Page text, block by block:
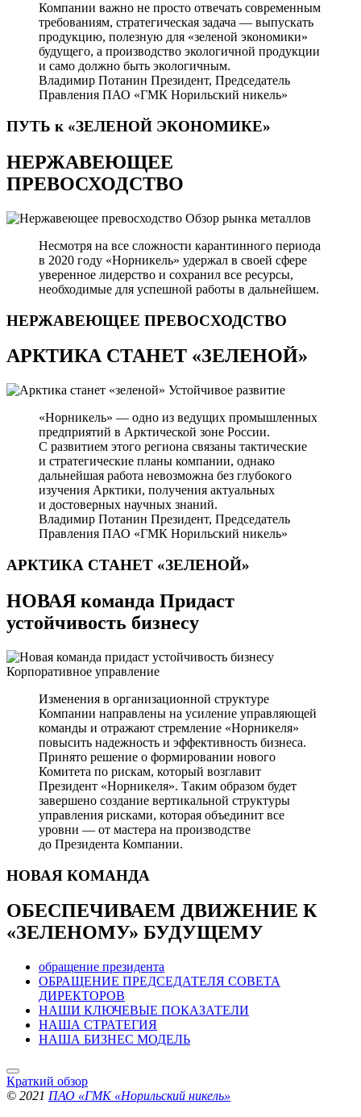
Компании важно не просто отвечать современным
требованиям, стратегическая задача — выпускать
продукцию, полезную для «зеленой экономики»
будущего, а производство экологичной продукции
и само должно быть экологичным.
Владимир Потанин Президент, Председатель
Правления ПАО «ГМК Норильский никель»
ПУТЬ к «ЗЕЛЕНОЙ ЭКОНОМИКЕ»
НЕРЖАВЕЮЩЕЕ
ПРЕВОСХОДСТВО
Обзор рынка металлов
Несмотря на все сложности карантинного периода
в 2020 году «Норникель» удержал в своей сфере
уверенное лидерство и сохранил все ресурсы,
необходимые для успешной работы в дальнейшем.
НЕРЖАВЕЮЩЕЕ ПРЕВОСХОДСТВО
АРКТИКА СТАНЕТ «ЗЕЛЕНОЙ»
Устойчивое развитие
«Норникель» — одно из ведущих промышленных
предприятий в Арктической зоне России.
С развитием этого региона связаны тактические
и стратегические планы компании, однако
дальнейшая работа невозможна без глубокого
изучения Арктики, получения актуальных
и достоверных научных знаний.
Владимир Потанин Президент, Председатель
Правления ПАО «ГМК Норильский никель»
АРКТИКА СТАНЕТ «ЗЕЛЕНОЙ»
НОВАЯ команда Придаст
устойчивость бизнесу
Корпоративное управление
Изменения в организационной структуре
Компании направлены на усиление управляющей
команды и отражают стремление «Норникеля»
повысить надежность и эффективность бизнеса.
Принято решение о формировании нового
Комитета по рискам, который возглавит
Президент «Норникеля». Таким образом будет
завершено создание вертикальной структуры
управления рисками, которая объединит все
уровни — от мастера на производстве
до Президента Компании.
НОВАЯ КОМАНДА
ОБЕСПЕЧИВАЕМ ДВИЖЕНИЕ К
«ЗЕЛЕНОМУ» БУДУЩЕМУ
обращение президента
ОБРАЩЕНИЕ ПРЕДСЕДАТЕЛЯ СОВЕТА
ДИРЕКТОРОВ
НАШИ КЛЮЧЕВЫЕ ПОКАЗАТЕЛИ
НАША СТРАТЕГИЯ
НАША БИЗНЕС МОДЕЛЬ
Краткий обзор
© 2021 ПАО «ГМК «Норильский никель»